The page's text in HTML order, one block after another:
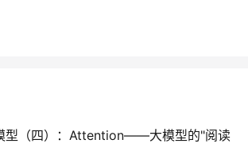
型（四）：Attention——大模型的"阅读